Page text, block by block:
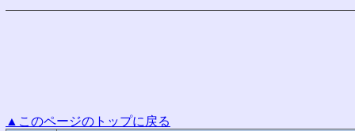
▲このページのトップに戻る